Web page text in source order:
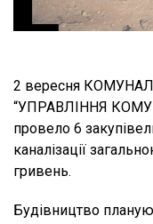
2 вересня
“УПРАВЛІННЯ
провело 6
каналізації
гривень.
Будівництво